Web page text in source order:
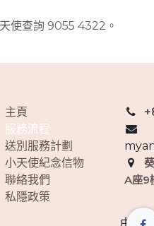
使查詢 9055 4322。
主頁
服務流程
送別服務計劃
小天使紀念信物
聯絡我們
私隱政策
A座9
由